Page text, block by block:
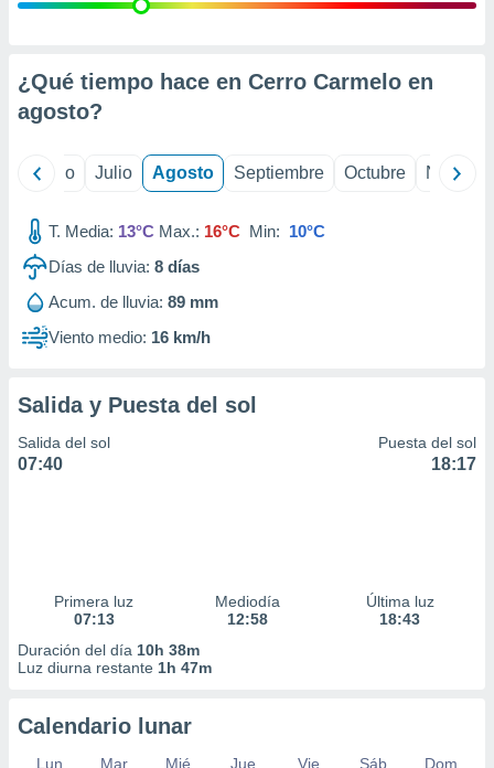
e
mediante
de
1199
¿Qué tiempo hace en Cerro Carmelo en
agosto?
Junio Julio Agosto Septiembre Octubre
T. Media: 13°C Max.: 16°C Min: 10°C
Días de lluvia: 8 días
Acum. de lluvia: 89 mm
Viento medio: 16 km/h
Salida y Puesta del sol
Salida del sol
07:40
Puesta del sol
18:17
Primera luz
07:13
Mediodía
12:58
Última luz
18:43
Duración del día 10h 38m
Luz diurna restante 1h 47m
Calendario lunar
Lun Mar Mié Jue Vie Sáb
Dom